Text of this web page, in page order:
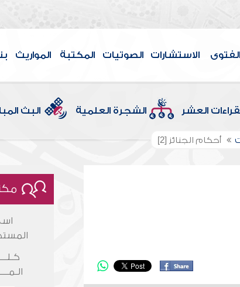
الفتوى الاستشارات الصوتيات المكتبة المواريث
العشر الشجرة العلمية البث
أحكام الجنائز [2]